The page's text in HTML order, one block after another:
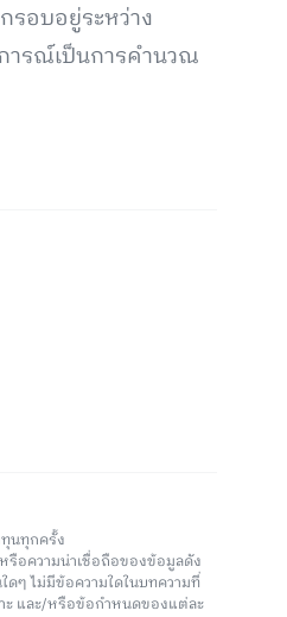
อบอยู่ระหว่าง
ารณ์เป็นการคำนวณ
นทุกครั้ง
รือความน่าเชื่อถือของข้อมูลดัง
ดๆ ไม่มีข้อความใดในบทความที่
ะ และ/หรือข้อกำหนดของแต่ละ